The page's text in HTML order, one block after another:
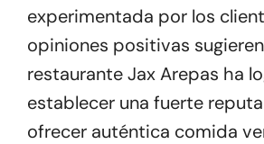
experimentada por los
opiniones positivas
restaurante Jax Arepas ha
establecer una fuerte
ofrecer auténtica comida